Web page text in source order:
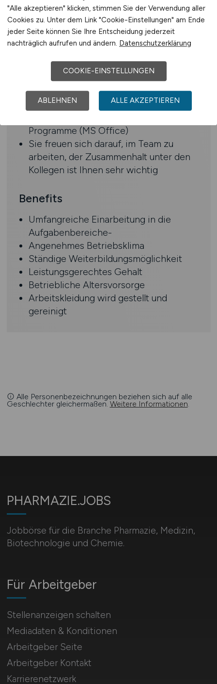
und Erfahrung in Wartungs- und
Instandsetzungsarbeiten mit
Fähigkeit zur selbstständigen
auf elektrische Störungen
Bereitschaft zur Teilnahme an
Schulungen und Weiterbildungen und
zum Schichtbetrieb
Programme (MS Office)
Sie freuen sich darauf, im Team zu
arbeiten, der Zusammenhalt unter den
Kollegen ist Ihnen sehr wichtig
Benefits
Umfangreiche Einarbeitung in die
Aufgabenbereiche-
Angenehmes Betriebsklima
Ständige Weiterbildungsmöglichkeit
Leistungsgerechtes Gehalt
Betriebliche Altersvorsorge
Arbeitskleidung wird gestellt und
gereinigt
Alle Personenbezeichnungen beziehen sich auf alle
Geschlechter gleichermaßen. Weitere Informationen.
PHARMAZIE.JOBS
Jobbörse für die Branche Pharmazie, Medizin,
Biotechnologie und Chemie.
Für Arbeitgeber
Stellenanzeigen schalten
Mediadaten & Konditionen
Arbeitgeber Seite
Arbeitgeber Kontakt
Karrierenetzwerk
"Alle akzeptieren" klicken, stimmen Sie der Verwendung aller
Cookies zu. Unter dem Link "Cookie-Einstellungen" am Ende
jeder Seite können Sie Ihre Entscheidung jederzeit
nachträglich aufrufen und ändern. Datenschutzerklärung
COOKIE-EINSTELLUNGEN
ABLEHNEN ALLE AKZEPTIEREN